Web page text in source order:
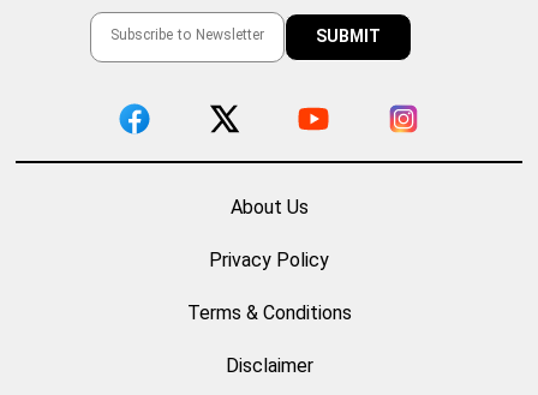
About Us
Privacy Policy
Terms & Conditions
Disclaimer